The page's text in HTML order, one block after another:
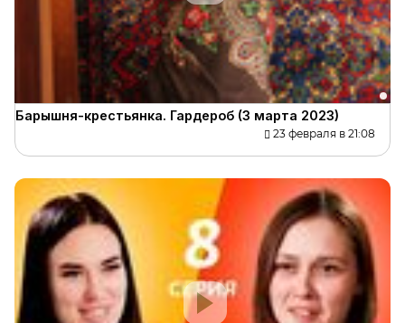
Барышня-крестьянка. Гардероб (3 марта 2023)
23 февраля в 21:08